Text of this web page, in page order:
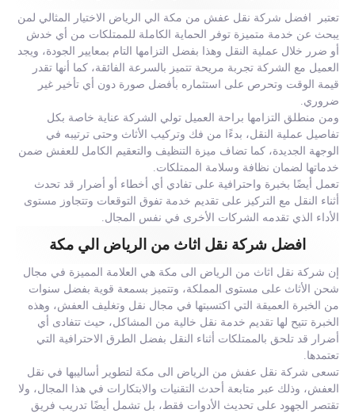
تعتبر افضل شركة نقل عفش من مكة الي الرياض الاختيار المثالي لمن
يبحث عن خدمة متميزة توفر الحماية الكاملة للممتلكات من أي خدش
أو ضرر خلال عملية النقل وهذا بفضل التزامها التام بمعايير الجودة، ويجد
العميل مع الشركة تجربة مريحة تتميز بالسرعة الفائقة، كما أنها تقدر
قيمة الوقت وتحرص على استثماره بأفضل صورة دون أي تأخير غير
ضروري.
ومن منطلق التزامها براحة العميل تولي الشركة عناية خاصة بكل
تفاصيل عملية النقل، بدءًا من فك وتركيب الأثاث وحتى ترتيبه في
الوجهة الجديدة، كما تضاف ميزة التنظيف والتعقيم الكامل للعفش ضمن
خدماتها لضمان نظافة وسلامة الممتلكات.
تعمل أيضًا بخبرة واحترافية على تفادي أي أخطاء أو أضرار قد تحدث
أثناء النقل مع التركيز على تقديم خدمة تفوق التوقعات وتتجاوز مستوى
الأداء الذي تقدمه الشركات الأخرى في نفس المجال.
افضل شركة نقل اثاث من الرياض الي مكة
إن شركة نقل اثاث من الرياض الى مكة هي العلامة المميزة في مجال
شحن الأثاث على مستوى المملكة، وتتميز بسمعة قوية بفضل سنوات
من الخبرة العميقة التي اكتسبتها في مجال نقل وتغليف العفش، وهذه
الخبرة تتيح لها تقديم خدمة نقل خالية من المشاكل، حيث تتفادى أي
أضرار قد تلحق بالممتلكات أثناء النقل بفضل الطرق الاحترافية التي
تعتمدها.
تسعى شركة نقل عفش من الرياض الى مكة لتطوير أساليبها في نقل
العفش، وذلك عبر متابعة أحدث التقنيات والابتكارات في هذا المجال، ولا
تقتصر الجهود على تحديث الأدوات فقط، بل تشمل أيضًا تدريب فريق